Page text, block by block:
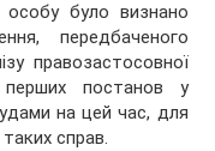
було визнано
передбаченого
правозастосовної
постанов у
на цей час, для
справ.